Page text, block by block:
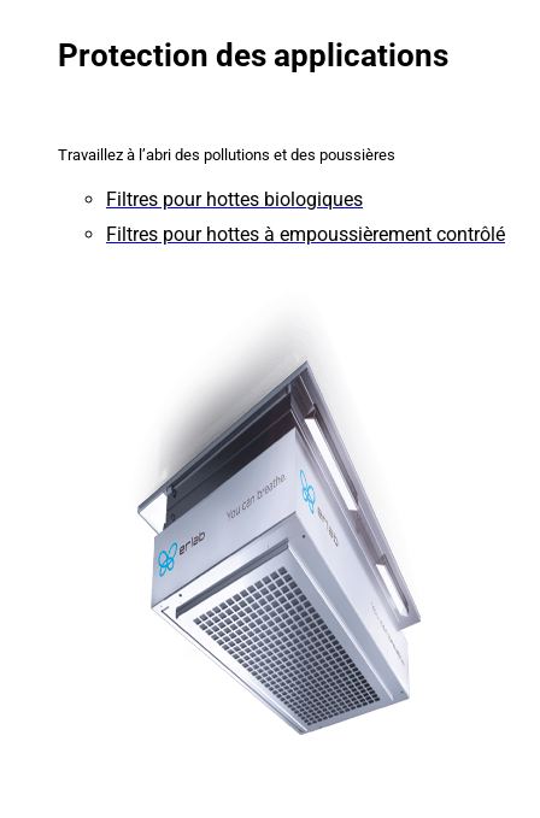
Protection des applications
Travaillez à l’abri des pollutions et des poussières
Filtres pour hottes biologiques
Filtres pour hottes à empoussièrement contrôlé